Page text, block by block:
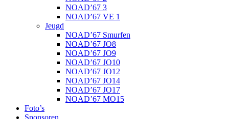
NOAD’67 3
NOAD’67 VE 1
Jeugd
NOAD’67 Smurfen
NOAD’67 JO8
NOAD’67 JO9
NOAD’67 JO10
NOAD’67 JO12
NOAD’67 JO14
NOAD’67 JO17
NOAD’67 MO15
Foto’s
Sponsoren